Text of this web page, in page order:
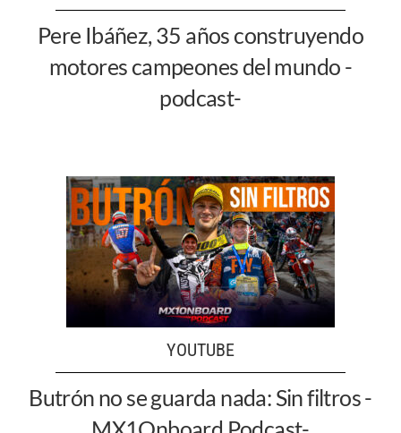
Pere Ibáñez, 35 años construyendo
motores campeones del mundo -
podcast-
YOUTUBE
Butrón no se guarda nada: Sin filtros -